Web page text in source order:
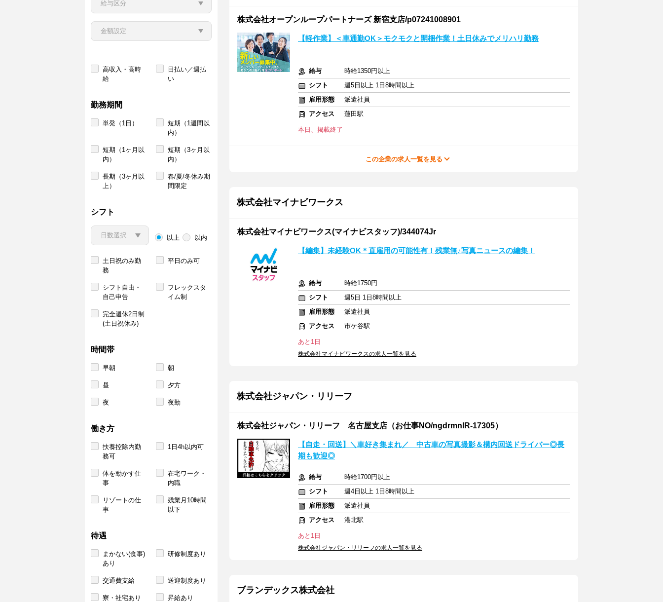
高収入・高時
給
日払い／週払
い
勤務期間
単発（1日）
短期（1週間以
内）
短期（1ヶ月以
内）
短期（3ヶ月以
内）
長期（3ヶ月以
上）
春/夏/冬休み期
間限定
シフト
以上 以内
土日祝のみ勤
務
平日のみ可
シフト自由・
自己申告
フレックスタ
イム制
完全週休2日制
(土日祝休み)
時間帯
早朝 朝
昼 夕方
夜 夜勤
働き方
扶養控除内勤
務可
1日4h以内可
体を動かす仕
事
在宅ワーク・
内職
リゾートの仕
事
残業月10時間
以下
待遇
まかない(食事)
あり
研修制度あり
交通費支給 送迎制度あり
寮・社宅あり 昇給あり
株式会社オープンループパートナーズ 新宿支店/p07241008901
【軽作業】＜車通勤OK＞モクモクと開梱作業！土日休みでメリハリ勤務
給与
時給1350円以上
シフト
週5日以上 1日8時間以上
雇用形態
派遣社員
アクセス
蓮田駅
本日、掲載終了
この企業の求人一覧を見る
株式会社マイナビワークス
株式会社マイナビワークス(マイナビスタッフ)/344074Jr
【編集】未経験OK＊直雇用の可能性有！残業無♪写真ニュースの編集！
給与
時給1750円
シフト
週5日 1日8時間以上
雇用形態
派遣社員
アクセス
市ケ谷駅
あと1日
株式会社マイナビワークスの求人一覧を見る
株式会社ジャパン・リリーフ
株式会社ジャパン・リリーフ 名古屋支店（お仕事NO/ngdrmnlR-17305）
【自走・回送】＼車好き集まれ／ 中古車の写真撮影＆構内回送ドライバー◎長
期も歓迎◎
給与
時給1700円以上
シフト
週4日以上 1日8時間以上
雇用形態
派遣社員
アクセス
港北駅
あと1日
株式会社ジャパン・リリーフの求人一覧を見る
ブランデックス株式会社